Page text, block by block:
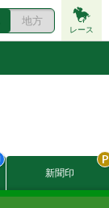
地方
レース
新聞印